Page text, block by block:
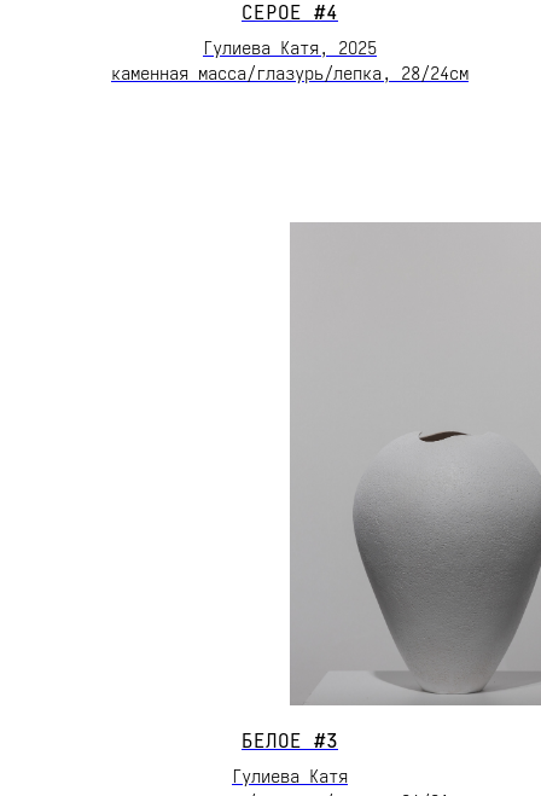
СЕРОЕ #4
Гулиева Катя, 2О25
каменная масса/глазурь/лепка, 28/24см
БЕЛОЕ #3
Гулиева Катя